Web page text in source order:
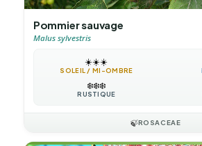
Pommier sauvage
Malus sylvestris
☀️☀️☀️
SOLEIL / MI-OMBRE
❄️❄️❄️
RUSTIQUE
🍃ROSACEAE